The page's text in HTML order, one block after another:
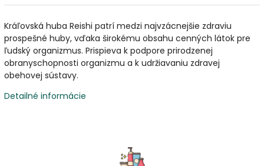
Kráľovská huba Reishi patrí medzi najvzácnejšie zdraviu
prospešné huby, vďaka širokému obsahu cenných látok pre
ľudský organizmus. Prispieva k podpore prirodzenej
obranyschopnosti organizmu a k udržiavaniu zdravej
obehovej sústavy.
Detailné informácie